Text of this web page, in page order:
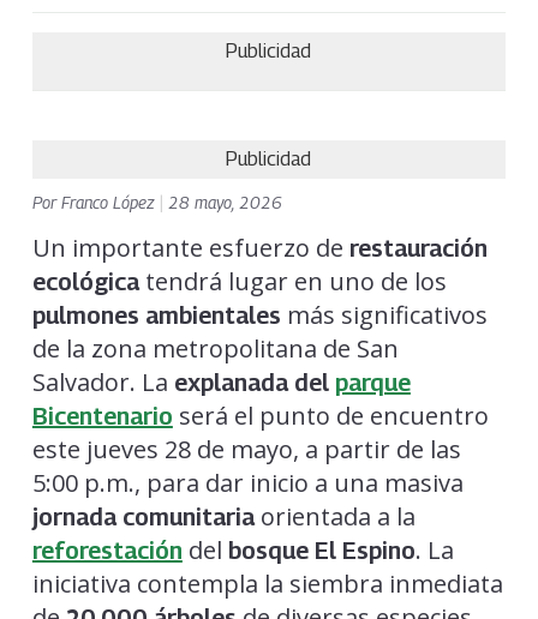
Publicidad
Publicidad
PorFranco López 28 mayo, 2026
Un importante esfuerzo de restauración
ecológicatendrá lugar en uno de los
pulmones ambientales más significativos
de la zona metropolitana de San
Salvador. La explanada del parque
Bicentenario será el punto de encuentro
este jueves 28 de mayo, a partir de las
5:00 p.m., para dar inicio a una masiva
jornada comunitariaorientada a la
reforestación del bosque El Espino. La
iniciativa contempla la siembra inmediata